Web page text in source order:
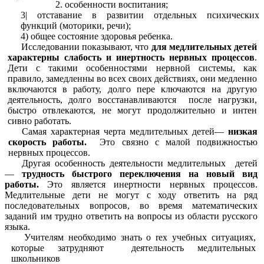
особенности воспитания;
3| отставание в развитии отдельных психических
функций (моторики, речи);
4) общее состояние здоровья ребенка.
Исследовании показывают, что для медлительных детей
характерны слабость и инертность нервных процессов.
Дети с такими особенностями нервной системы, как
правило, замедленны во всех своих действиях, они медленно
включаются в работу, долго пере ключаются на другую
деятельность, долго восстанавливаются после нагрузки,
быстро отвлекаются, не могут продолжительно и интен
сивно работать.
Самая характерная черта медлительных детей—низкая
скорость работы.
Это связно с малой подвижностью
нервных пpoцессов.
Другая особенность деятельности медлительных детей
—трудность быстрого переключения на новый вид
работы. Это является инертности нервных процессов.
Медлительные дети не могут с ходу ответить на ряд
последовательных вопросов, во время математических
заданий им трудно ответить на вопросы из области русского
языка.
Учителям необходимо знать о rex учебных ситуациях,
которые затрудняют деятельность медлительных
школьников